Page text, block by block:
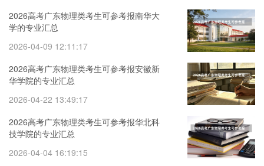
2026高考广东物理类考生可参考报南华大
学的专业汇总
2026-04-09 12:11:17
2026高考广东物理类考生可参考报安徽新
华学院的专业汇总
2026-04-22 13:49:17
2026高考广东物理类考生可参考报华北科
技学院的专业汇总
2026-04-04 16:19:15